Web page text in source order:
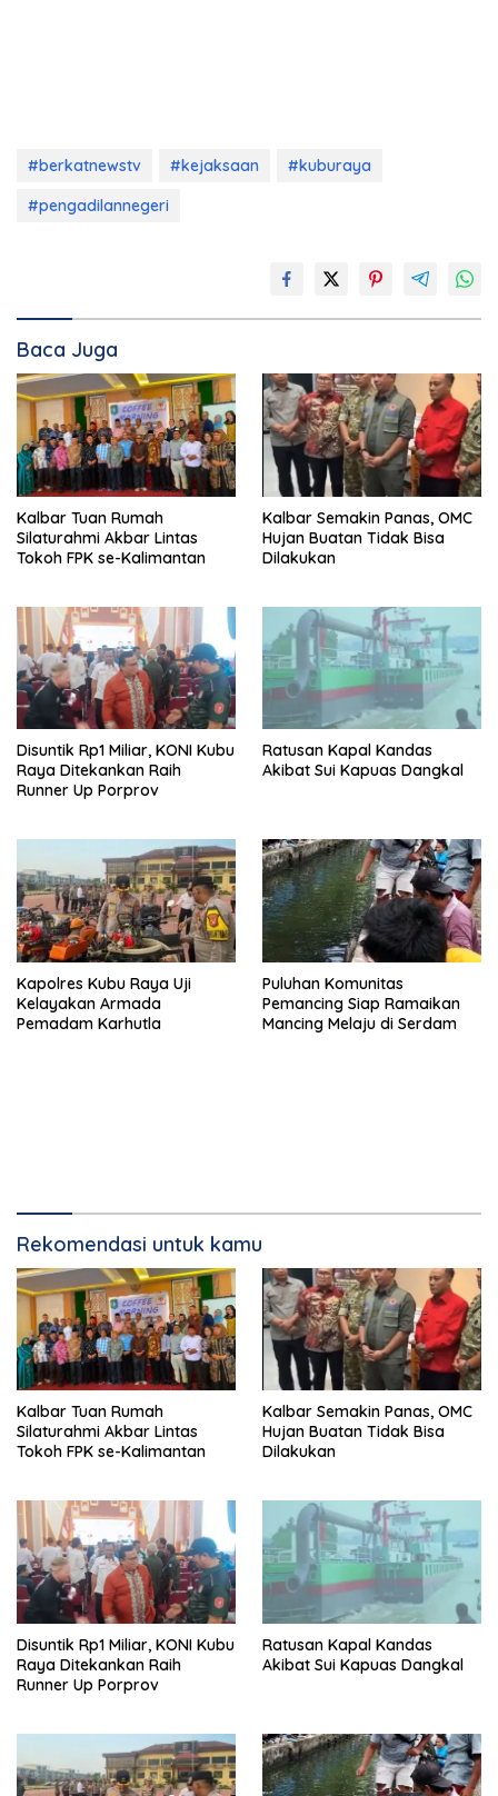
#berkatnewstv #kejaksaan
#kuburaya
#pengadilannegeri
Baca Juga
Kalbar Tuan Rumah
Silaturahmi Akbar Lintas
Tokoh FPK se-Kalimantan
Kalbar Semakin Panas, OMC
Hujan Buatan Tidak Bisa
Dilakukan
Disuntik Rp1 Miliar, KONI Kubu
Raya Ditekankan Raih
Runner Up Porprov
Ratusan Kapal Kandas
Akibat Sui Kapuas Dangkal
Kapolres Kubu Raya Uji
Kelayakan Armada
Pemadam Karhutla
Puluhan Komunitas
Pemancing Siap Ramaikan
Mancing Melaju di Serdam
Rekomendasi untuk kamu
Kalbar Tuan Rumah
Silaturahmi Akbar Lintas
Tokoh FPK se-Kalimantan
Kalbar Semakin Panas, OMC
Hujan Buatan Tidak Bisa
Dilakukan
Disuntik Rp1 Miliar, KONI Kubu
Raya Ditekankan Raih
Runner Up Porprov
Ratusan Kapal Kandas
Akibat Sui Kapuas Dangkal